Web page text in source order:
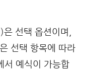
선택 옵션이며,
선택 항목에 따라
예식이 가능합